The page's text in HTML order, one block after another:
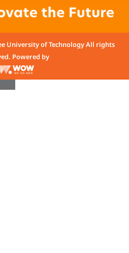
University of Technology All rights
Powered by